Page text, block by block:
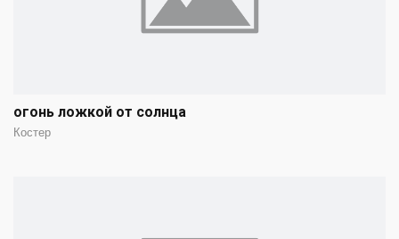
огонь ложкой от солнца
Костер